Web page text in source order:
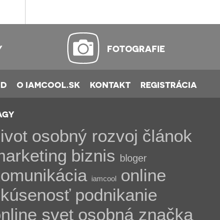
FOTOGRAFIE
O IAMCOOL.SK KONTAKT REGISTRÁCIA
osobný rozvoj článok
biznis bloger
iamcool online
podnikanie
svet osobná značka